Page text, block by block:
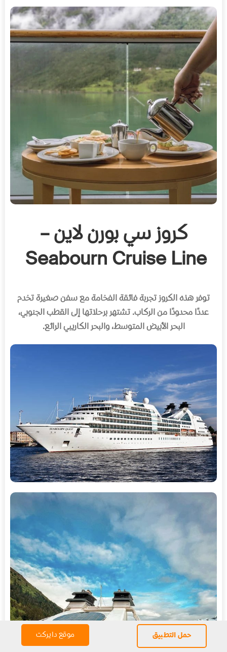
كروز سي بورن لاين –
Seabourn Cruise Line
توفر هذه الكروز تجربة فائقة الفخامة مع سفن صغيرة تخدم
عددًا محدودًا من الركاب.تشتهر برحلاتها إلى القطب الجنوبي،
البحر الأبيض المتوسط، والبحر الكاريبي الرائع.
حمل التطبيق موقع دايركت